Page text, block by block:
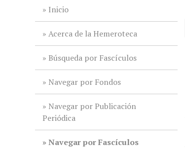
Inicio
Acerca de la Hemeroteca
Búsqueda por Fascículos
Navegar por Fondos
Navegar por Publicación
Periódica
Navegar por Fascículos